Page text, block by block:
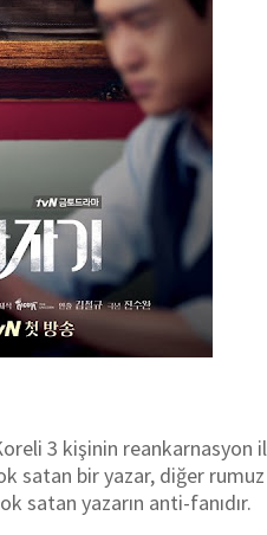
3 kişinin reankarnasyon
satan bir yazar, diğer rumuz
satan yazarın anti-fanıdır.